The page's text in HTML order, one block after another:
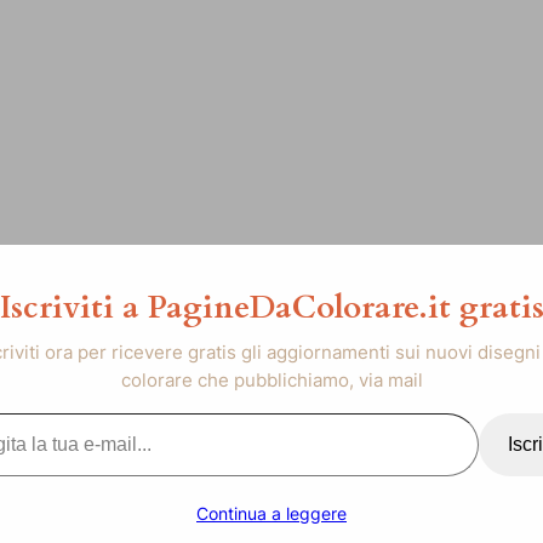
Iscriviti a PagineDaColorare.it gratis
ora per ricevere gratis gli aggiornamenti sui nuovi disegni
colorare che pubblichiamo, via mail
Continua a leggere